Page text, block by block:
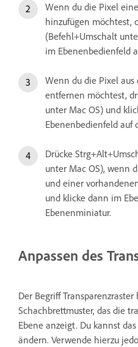
Wenn du die Pixel
hinzufügen möchtest,
(Befehl+Umschalt
im Ebenenbedienfeld
Wenn du die Pixel
entfernen möchtest,
unter Mac OS) und
Ebenenbedienfeld auf
Drücke
unter Mac OS), wenn
und einer
und klicke dann im
Ebenenminiatur.
Anpassen des
Der Begriff
Schachbrettmuster, das die
Ebene anzeigt. Du kannst
ändern. Verwende hierzu